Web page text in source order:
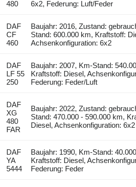
480
6x2, Federung: Luft/Feder
DAF
CF
460
Baujahr: 2016, Zustand:
Stand: 600.000 km, Kraftstoff:
Achsenkonfiguration: 6x2
DAF
LF 55
250
Baujahr: 2007, Km-Stand:
Kraftstoff: Diesel,
Federung: Feder/Luft
DAF
XG
480
FAR
Baujahr: 2022, Zustand:
Stand: 470.000 - 590.000 km,
Diesel, Achsenkonfiguration: 6x2
DAF
YA
5444
Baujahr: 1990, Km-Stand:
Kraftstoff: Diesel,
Federung: Feder